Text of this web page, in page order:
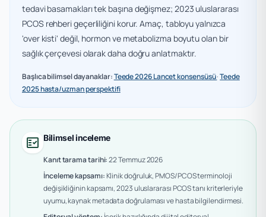
tedavi basamakları tek başına değişmez; 2023 uluslararası
PCOS rehberi geçerliliğini korur. Amaç, tabloyu yalnızca
'over kisti' değil, hormon ve metabolizma boyutu olan bir
sağlık çerçevesi olarak daha doğru anlatmaktır.
Başlıca bilimsel dayanaklar:Teede 2026 Lancet konsensüsü·Teede
2025 hasta/uzman perspektifi
fact_check Bilimsel inceleme
Kanıt tarama tarihi:22 Temmuz 2026
İnceleme kapsamı:Klinik doğruluk, PMOS/PCOS terminoloji
değişikliğinin kapsamı, 2023 uluslararası PCOS tanı kriterleriyle
uyumu, kaynak metadata doğrulaması ve hasta bilgilendirmesi.